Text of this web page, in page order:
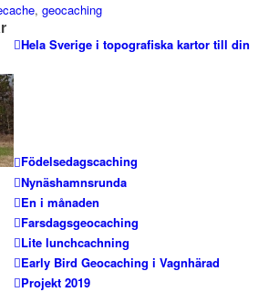
, geocaching
Hela Sverige i topografiska kartor till din
Födelsedagscaching
Nynäshamnsrunda
En i månaden
Farsdagsgeocaching
Lite lunchcachning
Early Bird Geocaching i Vagnhärad
Projekt 2019